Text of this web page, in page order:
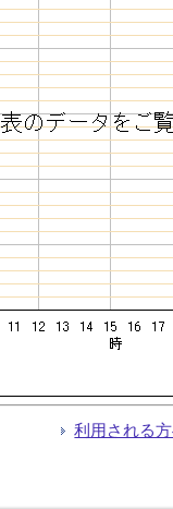
利用される